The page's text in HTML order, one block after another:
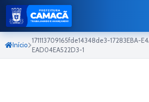
Início
171113709165fde14348de3-17283EBA-
EAD04EA522D3-1